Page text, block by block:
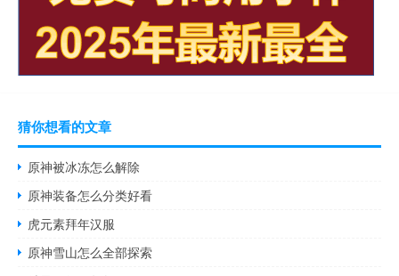
猜你想看的文章
原神被冰冻怎么解除
原神装备怎么分类好看
虎元素拜年汉服
原神雪山怎么全部探索